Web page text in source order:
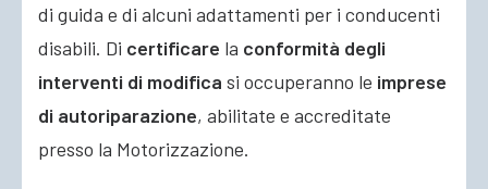
di guida e di alcuni adattamenti per i conducenti
disabili. Di certificare la conformità degli
interventi di modifica si occuperanno le imprese
di autoriparazione, abilitate e accreditate
presso la Motorizzazione.